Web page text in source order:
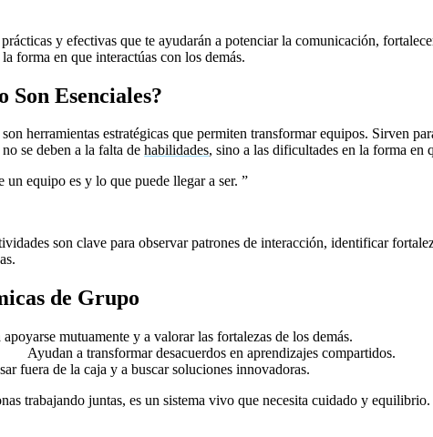
y efectivas que te ayudarán a potenciar la comunicación,
la forma en que interactúas con los demás.
Son Esenciales?
herramientas estratégicas que permiten transformar equipos. Sirven
se deben a la falta de habilidades, sino a las dificultades en la forma en
equipo es y lo que puede llegar a ser. ”
son clave para observar patrones de interacción, identificar
de Grupo
mutuamente y a valorar las fortalezas de los demás.
Ayudan a transformar desacuerdos en aprendizajes compartidos.
fuera de la caja y a buscar soluciones innovadoras.
trabajando juntas, es un sistema vivo que necesita cuidado y equilibrio.